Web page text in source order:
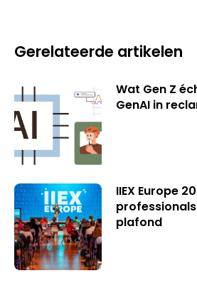
Gerelateerde artikelen
Wat Gen Z
GenAI in
IIEX Europe
plafond